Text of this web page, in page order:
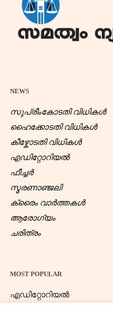
NEWS
സുപ്രീംകോടതി വിധികൾ
ഹൈക്കോടതി വിധികൾ
കീഴ്കോടതി വിധികൾ
എഡിറ്റോറിയൽ
ഫീച്ചർ
സ്മരണാഞ്ജലി
ക്രൈം വാർത്തകൾ
ആരോഗ്യം
ചരിത്രം
MOST POPULAR
എഡിറ്റോറിയൽ